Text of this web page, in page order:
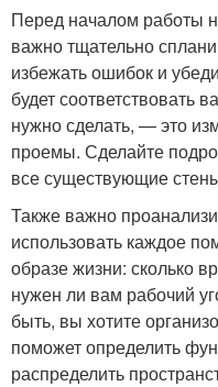
Перед началом работы
важно тщательно
избежать ошибок и
будет
нужно сделать, — это
проемы. Сделайте
все существующие
Также важно
использовать каждое
образе жизни: сколько
нужен ли вам рабочий
быть, вы хотите
поможет определить
распределить